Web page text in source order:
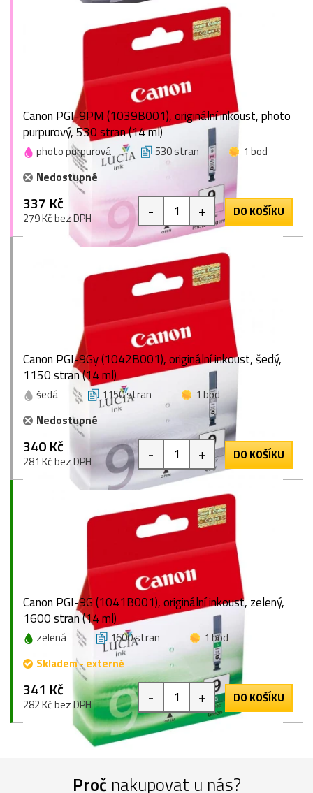
Canon PGI-9PM (1039B001), originální inkoust, photo
purpurový, 530 stran (14 ml)
photo purpurová 530 stran
1 bod
Nedostupné
337 Kč
279 Kč bez DPH - + DO KOŠÍKU
Canon PGI-9Gy (1042B001), originální inkoust, šedý,
1150 stran (14 ml)
šedá 1150 stran
1 bod
Nedostupné
340 Kč
281 Kč bez DPH - + DO KOŠÍKU
Canon PGI-9G (1041B001), originální inkoust, zelený,
1600 stran (14 ml)
zelená 1600 stran
1 bod
Skladem - externě
341 Kč
282 Kč bez DPH - + DO KOŠÍKU
Proč nakupovat u nás?